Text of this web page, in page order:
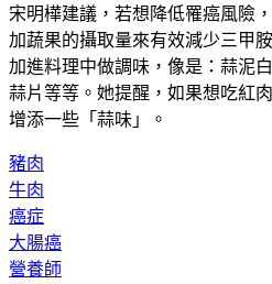
宋明樺建議，若想降低罹癌風險
加蔬果的攝取量來有效減少三甲
加進料理中做調味，像是：蒜泥
蒜片等等。她提醒，如果想吃紅
增添一些「蒜味」。
豬肉
牛肉
癌症
大腸癌
營養師